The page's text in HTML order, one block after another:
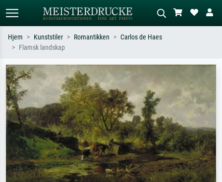
Søk etter kunstner, tittel eller stil – for
eksempel Monet, Stjernenatt,
impresjonisme, Hokusai-bølgen, akt.
Beskriv scenen – for eksempel grønn
eng, abstrakt med mye rødt, mørkt
oljemaleri, stående akt ved et tre.
Hjem Kunststiler Romantikken
Carlos de Haes
Flamsk landskap